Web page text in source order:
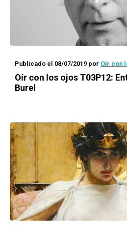
Publicado el 08/07/2019 por Oír con
Oír con los ojos T03P12:
Burel